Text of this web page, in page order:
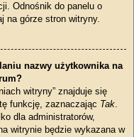
Odnośnik do panelu o
na górze stron witryny.
nazwy użytkownika na
witryny” znajduje się
tę funkcję, zaznaczając Tak
dla administratorów,
witrynie będzie wykazana w